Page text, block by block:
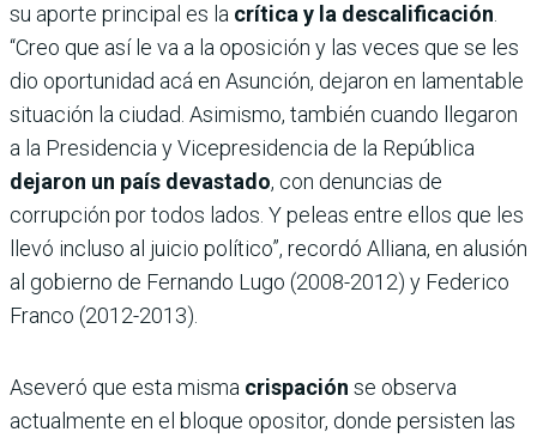
su aporte principal es la crítica y la descalificación
“Creo que así le va a la oposición y las veces que se les
dio oportunidad acá en Asunción, dejaron en lamentable
situación la ciudad. Asimismo, también cuando llegaron
a la Presidencia y Vicepresidencia de la República
dejaron un país devastado, con denuncias de
corrupción por todos lados. Y peleas entre ellos que les
llevó incluso al juicio político”, recordó Alliana, en alusión
al gobierno de Fernando Lugo (2008-2012) y Federico
Franco (2012-2013).
Aseveró que esta misma crispación se observa
actualmente en el bloque opositor, donde persisten las